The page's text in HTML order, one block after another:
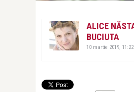
ALICE
BUCIUTA
10 martie 2019, 11:22